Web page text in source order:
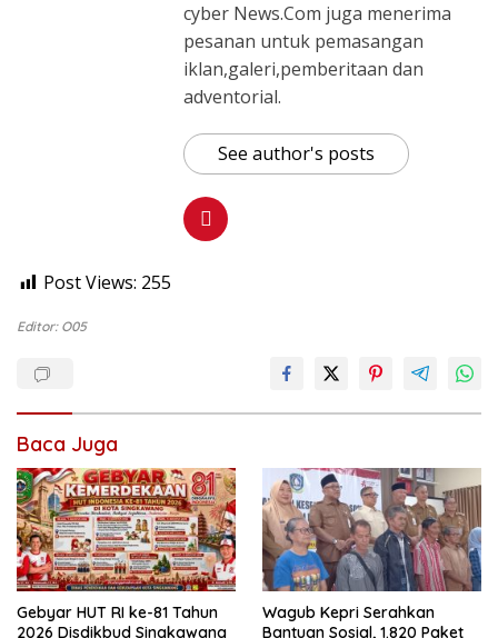
cyber News.Com juga menerima
pesanan untuk pemasangan
iklan,galeri,pemberitaan dan
adventorial.
See author's posts
Post Views: 255
Editor: O05
Baca Juga
Gebyar HUT RI ke-81 Tahun
2026 Disdikbud Singkawang
Wagub Kepri Serahkan
Bantuan Sosial, 1.820 Paket